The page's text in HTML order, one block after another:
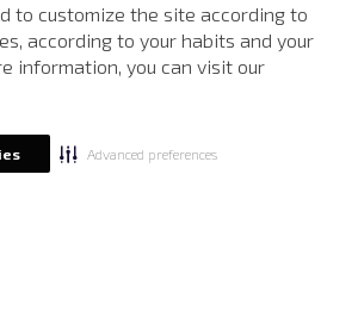
to customize the site according to
according to your habits and your
information, you can visit our
Advanced preferences